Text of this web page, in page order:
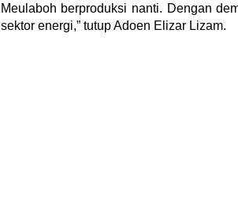
Meulaboh berproduksi nanti. Dengan
sektor energi,” tutup Adoen Elizar Lizam.